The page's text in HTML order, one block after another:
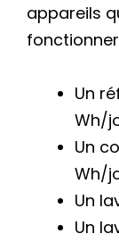
appareils
Un
Wh/
Un
Wh/
Un
Un